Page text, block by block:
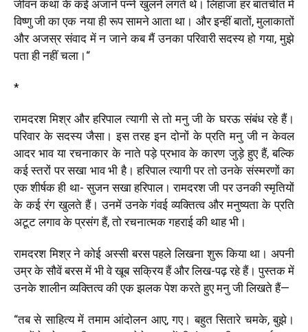
जीवन कथा के कई अजाने पन्ने खुलने लगते थे। लिहाजा हर बातचीत में
विष्णु जी का एक नया ही रूप सामने आता था। और इन्हीं बातों, मुलाकातों
और अजस्र संवाद में न जाने कब मैं उनका परिवारी सदस्य हो गया, मुझे
पता ही नहीं चला। “
*
रामदरश मिश्र और हरिपाल त्यागी से तो मनु जी के घरऊ संबंध रहे हैं।
परिवार के सदस्य जैसा। इस तरह इन दोनों के प्रति मनु जी न केवल
आदर भाव या रचनाकार के नाते पड़े प्रभाव के कारण जुड़े हुए हैं, बल्कि
कई स्तरों पर सखा भाव भी है। हरिपाल त्यागी पर तो उनके संस्मरणों का
एक शीर्षक ही था- सुजन सखा हरिपाल। रामदरश जी पर उनकी स्मृतियों
के कई रंग खुलते हैं। उनमें उनके गंवई व्यक्तित्व और मनुष्यता के प्रति
अटूट लगाव के प्रसंग हैं, तो रचनात्मक गहराई की थाह भी।
रामदरश मिश्र ने कोई अस्सी बरस पहले लिखना शुरू किया था। अपनी
उम्र के सौवें बरस में भी वे खूब सक्रिय हैं और लिख-पढ़ रहे हैं। पुस्तक में
उनके शालीन व्यक्तित्व की एक झलक पेश करते हुए मनु जी लिखते हैं—
“तब से साहित्य में तमाम आंदोलन आए, गए। बहुत सितारे चमके, बुझे।